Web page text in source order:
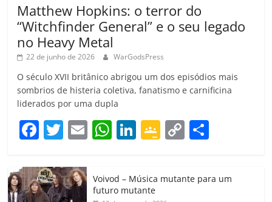
Matthew Hopkins: o terror do
“Witchfinder General” e o seu legado
no Heavy Metal
22 de junho de 2026 WarGodsPress
O século XVII britânico abrigou um dos episódios mais
sombrios de histeria coletiva, fanatismo e carnificina
liderados por uma dupla
F
c
e
T
itt
er
E
ai
W
at
s
Li
k
e
G
gl
C
y p
Voivod – Música mutante para um
futuro mutante